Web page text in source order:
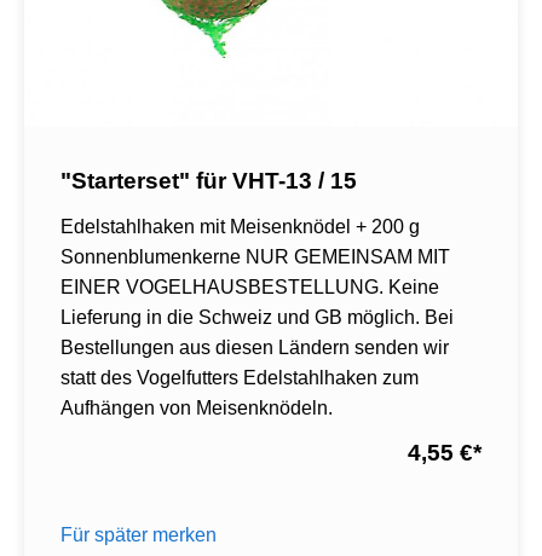
"Starterset" für VHT-13 / 15
Edelstahlhaken mit Meisenknödel + 200 g
Sonnenblumenkerne NUR GEMEINSAM MIT
EINER VOGELHAUSBESTELLUNG. Keine
Lieferung in die Schweiz und GB möglich. Bei
Bestellungen aus diesen Ländern senden wir
statt des Vogelfutters Edelstahlhaken zum
Aufhängen von Meisenknödeln.
4,55 €*
Für später merken